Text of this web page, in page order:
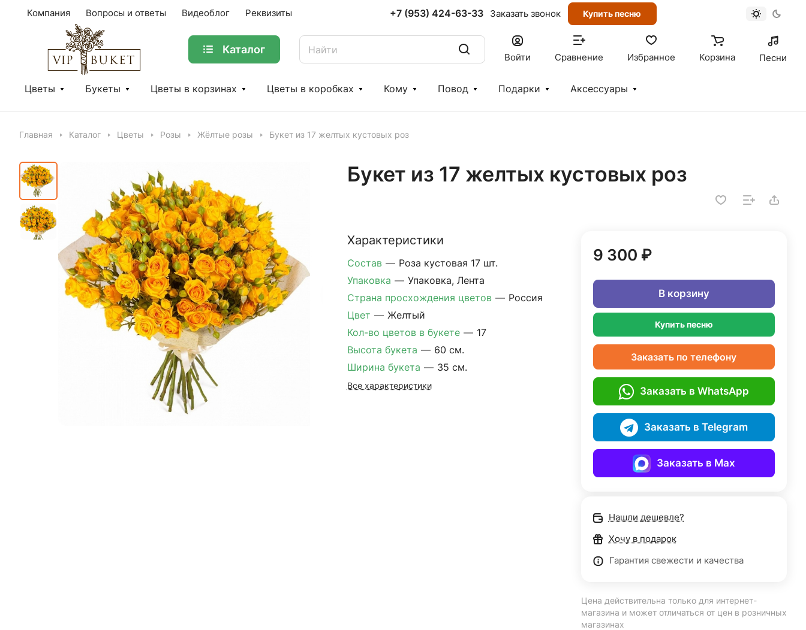
Компания Вопросы и ответы Видеоблог Реквизиты +7 (953) 424-63-33 Заказать звонок Купить песню
Каталог
Войти Сравнение Избранное Корзина Песни
Цветы Букеты Цветы в корзинах Цветы в коробках Кому Повод Подарки Аксессуары
Главная Каталог Цветы Розы Жёлтые розы Букет из 17 желтых кустовых роз
Букет из 17 желтых кустовых роз
Характеристики
Состав — Роза кустовая 17 шт.
Упаковка — Упаковка, Лента
Страна просхождения цветов — Россия
Цвет — Желтый
Кол-во цветов в букете — 17
Высота букета — 60 см.
Ширина букета — 35 см.
Все характеристики
9 300 ₽
В корзину
Купить песню
Заказать по телефону
Заказать в WhatsApp
Заказать в Telegram
Заказать в Max
Нашли дешевле?
Хочу в подарок
Гарантия свежести и качества
Цена действительна только для интернет-
магазина и может отличаться от цен в розничных
магазинах